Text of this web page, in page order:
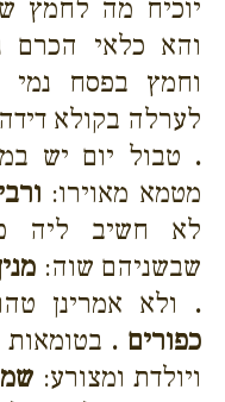
יוכיח מה לחמץ
והא כלאי הכרם
וחמץ בפסח
לערלה בקולא
. טבול יום יש
מטמא מאוירו:
לא חשיב ליה
שבשניהם שוה:
. ולא אמרינן
כפורים . בטומאות
ויולדת ומצורע: